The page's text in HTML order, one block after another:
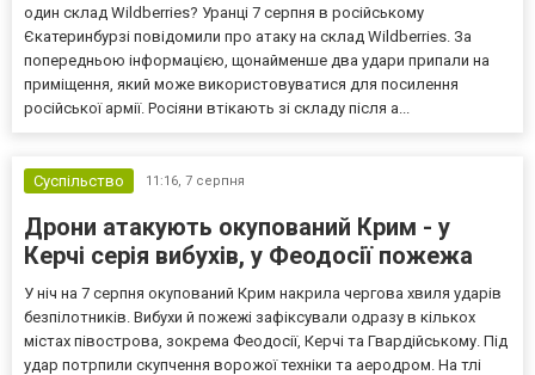
один склад Wildberries? Уранці 7 серпня в російському
Єкатеринбурзі повідомили про атаку на склад Wildberries. За
попередньою інформацією, щонайменше два удари припали на
приміщення, який може використовуватися для посилення
російської армії. Росіяни втікають зі складу після а...
Суспільство 11:16, 7 серпня
Дрони атакують окупований Крим - у
Керчі серія вибухів, у Феодосії пожежа
У ніч на 7 серпня окупований Крим накрила чергова хвиля ударів
безпілотників. Вибухи й пожежі зафіксували одразу в кількох
містах півострова, зокрема Феодосії, Керчі та Гвардійському. Під
удар потрпили скупчення ворожої техніки та аеродром. На тлі